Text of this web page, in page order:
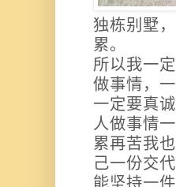
独栋别墅
累。
所以我一
做事情，
一定要真诚
人做事情
累再苦我
己一份交代
能坚持一